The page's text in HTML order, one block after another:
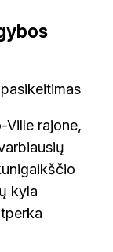
Ville rajone,
kyla